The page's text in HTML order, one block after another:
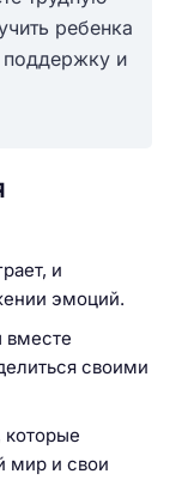
ребенка
поддержку и
и
эмоций.
вместе
своими
которые
мир и свои